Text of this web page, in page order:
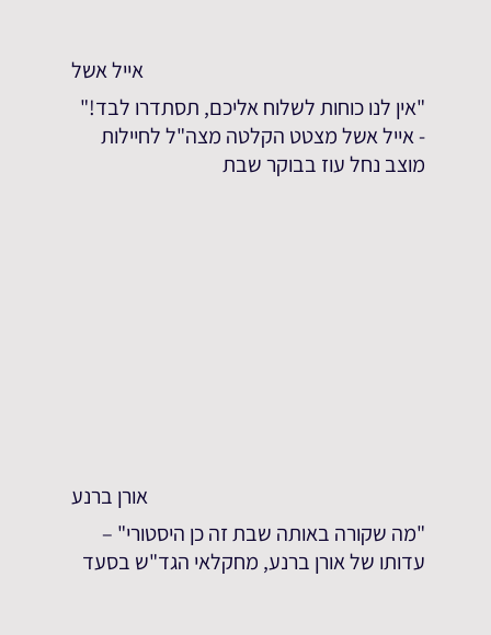
אייל אשל
"אין לנו כוחות לשלוח אליכם, תסתדרו לבד!"
- אייל אשל מצטט הקלטה מצה"ל לחיילות
מוצב נחל עוז בבוקר שבת
אורן ברנע
"מה שקורה באותה שבת זה כן היסטורי" –
עדותו של אורן ברנע, מחקלאי הגד"ש בסעד